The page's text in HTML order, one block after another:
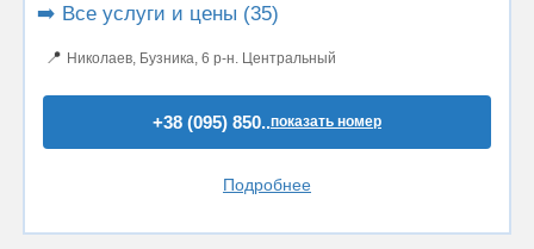
➡️ Все услуги и цены (35)
📍 Николаев, Бузника, 6 р-н. Центральный
+38 (095) 850..показать номер
Подробнее